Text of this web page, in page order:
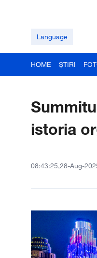
Language
HOME ȘTIRI
istoria
08:43:25,28-Aug-